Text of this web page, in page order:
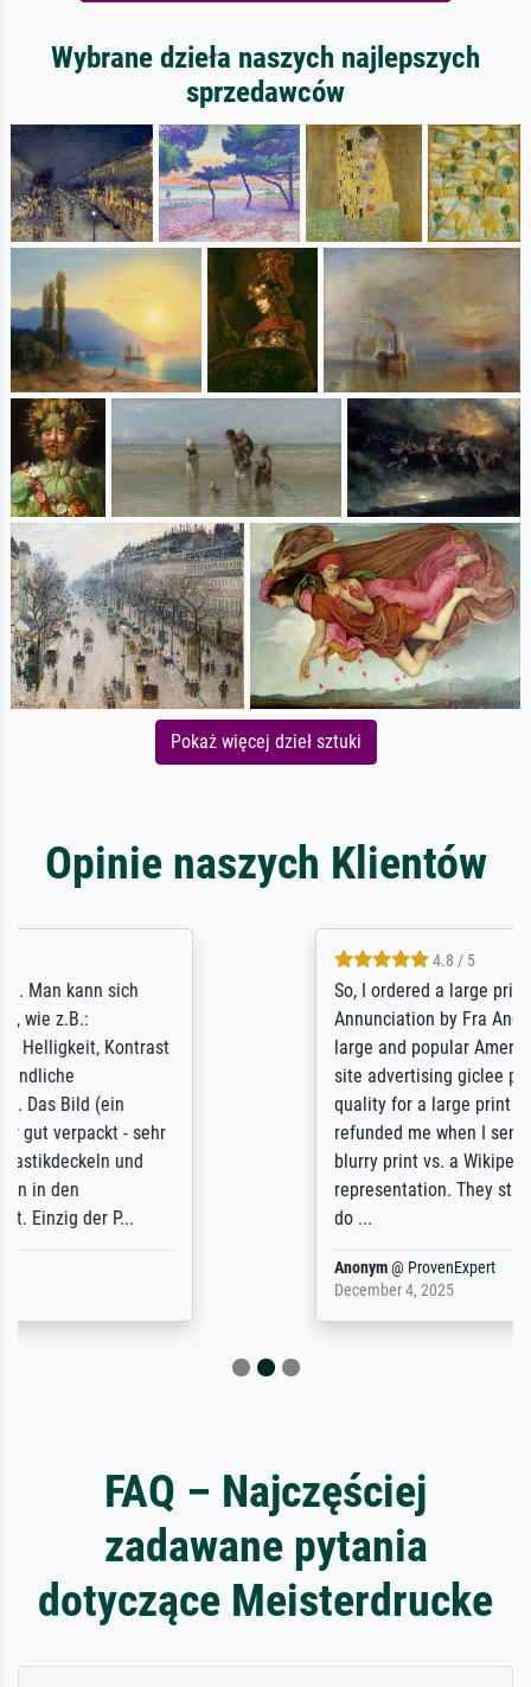
Wybrane dzieła naszych najlepszych
sprzedawców
Pokaż więcej dzieł sztuki
Opinie naszych Klientów
So, I ordered a large print of The
Annunciation by Fra Angelico from a very
large and popular American "art/poster"
site advertising giclee print quality. The
quality for a large print was atrocious. They
refunded me when I sent pictures of the
blurry print vs. a Wikipedia commons
representation. They stated they couldn't
do ...
FAQ – Najczęściej
zadawane pytania
dotyczące Meisterdrucke